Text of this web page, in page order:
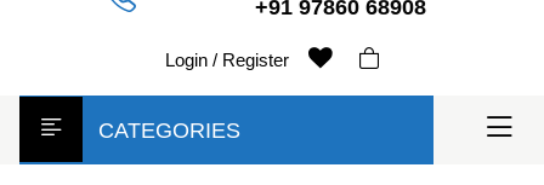
+91 97860 68908
Login / Register
CATEGORIES